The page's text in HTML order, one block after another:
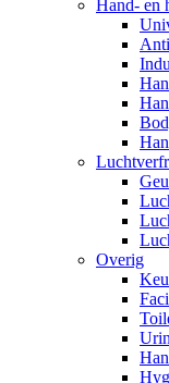
Hand- en
Overig